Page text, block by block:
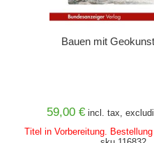
Bauen mit
59,00 € incl. tax,
Titel in Vorbereitung.